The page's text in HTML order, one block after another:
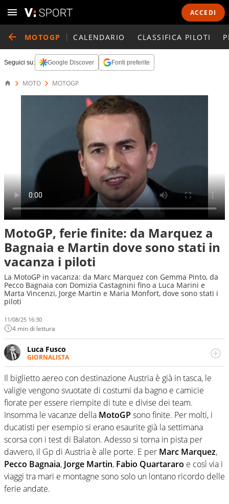
ACCEDI
MOTOGP CALENDARIO CLASSIFICA PILOTI
Seguici su: Google Discover Fonti preferite
MOTO MOTOGP
MotoGP, ferie finite: da Marquez a
Bagnaia e Martin dove sono stati in
vacanza i piloti
La MotoGP in vacanza: da Marc Marquez con Gemma Pinto, da
Pecco Bagnaia con Domizia Castagnini fino a Luca Marini e
Marta Vincenzi, Jorge Martin e Maria Monfort, dove sono stati i
piloti
11/08/25 16:30
4 min di lettura
Luca Fusco
GIORNALISTA
Giornalista multimediale. Quando si accendono i motori,
lui sgasa, impenna, derapa. E spesso e volentieri finisce
Il biglietto aereo con destinazione Austria è già in tasca, le
valigie vengono svuotate di costumi da bagno e camicie
fiorate per essere riempite di tute e divise dei team.
Insomma le vacanze della MotoGP sono finite. Per molti, i
ducatisti per esempio si erano esaurite già la settimana
scorsa con i test di Balaton. Adesso si torna in pista per
davvero, il Gp di Austria è alle porte. E per Marc Marquez,
Pecco Bagnaia, Jorge Martin, Fabio Quartararo e così via i
viaggi tra mari e montagne sono solo un lontano ricordo delle
ferie andate.